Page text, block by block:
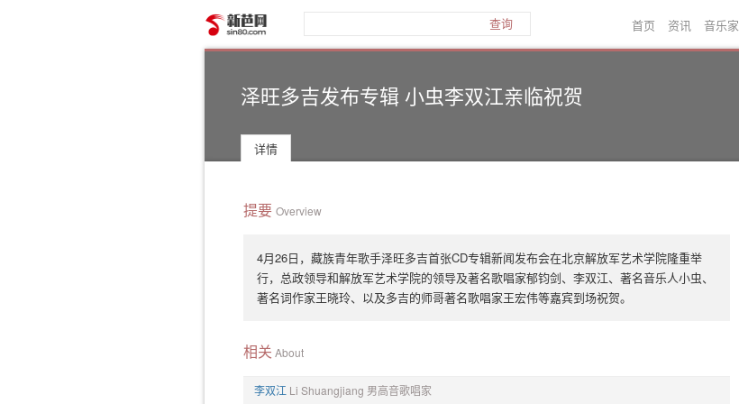
查询 首页 资讯 音乐家
泽旺多吉发布专辑 小虫李双江亲临祝贺
详情
提要 Overview
4月26日，藏族青年歌手泽旺多吉首张CD专辑新闻发布会在北京解放军艺术学院隆重举
行，总政领导和解放军艺术学院的领导及著名歌唱家郁钧剑、李双江、著名音乐人小虫、
著名词作家王晓玲、以及多吉的师哥著名歌唱家王宏伟等嘉宾到场祝贺。
相关 About
李双江 Li Shuangjiang 男高音歌唱家